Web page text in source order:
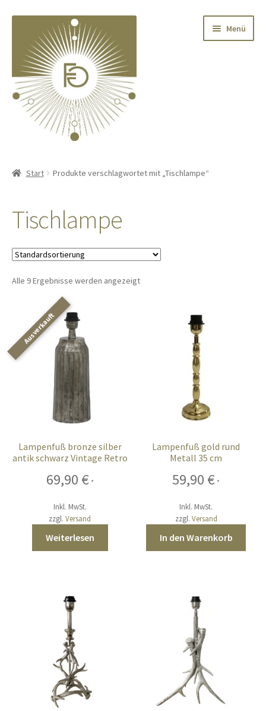
Navigation
springen
springen
Menü
Textilien
Kränze
Licht
Ostern
Bar-Küche
Möbel
Riviera Maison
Vertrag widerrufen
Start Produkte verschlagwortet mit „Tischlampe“
Tischlampe
Alle 9 Ergebnisse werden angezeigt
Lampenfuß bronze silber
antik schwarz Vintage Retro
69,90 € *
Inkl. MwSt.
zzgl.Versand
Weiterlesen
Lampenfuß gold rund
Metall 35 cm
59,90 € *
Inkl. MwSt.
zzgl. Versand
In den Warenkorb